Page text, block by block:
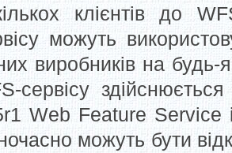
клієнтів до
можуть
виробників на
сервісу
Web Feature
можуть бути